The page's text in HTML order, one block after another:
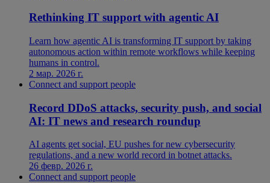
Rethinking IT support with agentic AI
Learn how agentic AI is transforming IT support by taking
autonomous action within remote workflows while keeping
humans in control.
2 мар. 2026 г.
Connect and support people
Record DDoS attacks, security push, and social
AI: IT news and research roundup
AI agents get social, EU pushes for new cybersecurity
regulations, and a new world record in botnet attacks.
26 февр. 2026 г.
Connect and support people